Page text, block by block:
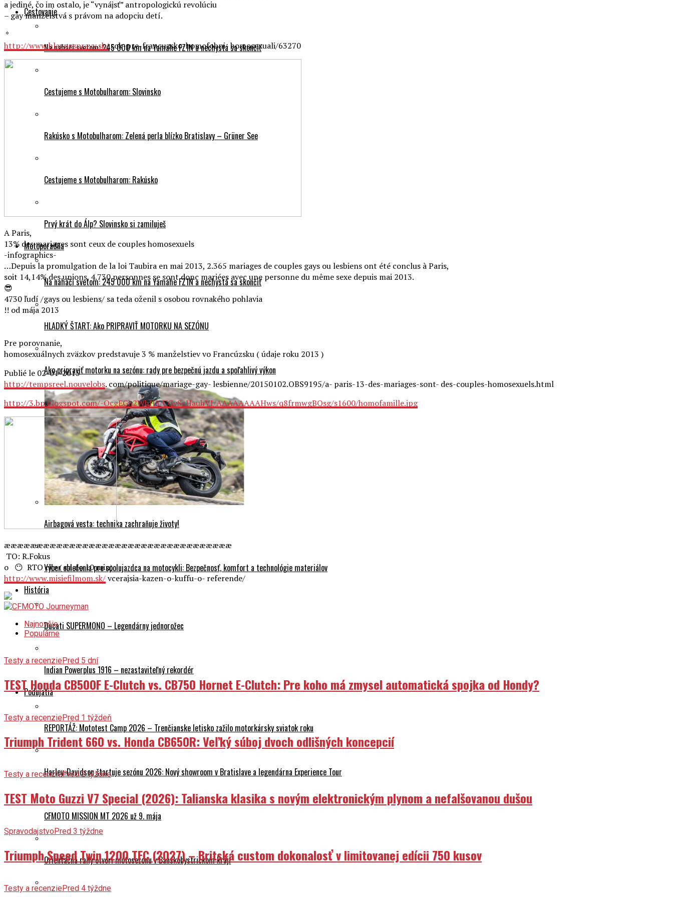
Cestovanie
Na naháči svetom: 245 000 km na Yamahe FZ1N a nechystá sa skončiť
Cestujeme s Motobulharom: Slovinsko
Rakúsko s Motobulharom: Zelená perla blízko Bratislavy – Grüner See
Cestujeme s Motobulharom: Rakúsko
Prvý krát do Álp? Slovinsko si zamiluješ
Motoporadňa
Na naháči svetom: 245 000 km na Yamahe FZ1N a nechystá sa skončiť
HLADKÝ ŠTART: Ako PRIPRAVIŤ MOTORKU NA SEZÓNU
Ako pripraviť motorku na sezónu: rady pre bezpečnú jazdu a spoľahlivý výkon
Airbagová vesta: technika zachraňuje životy!
Výber oblečenia pre spolujazdca na motocykli: Bezpečnosť, komfort a technológie materiálov
História
Ducati SUPERMONO – Legendárny jednorožec
Indian Powerplus 1916 – nezastaviteľný rekordér
Podujatia
REPORTÁŽ: Mototest Camp 2026 – Trenčianske letisko zažilo motorkársky sviatok roku
Harley-Davidson štartuje sezónu 2026: Nový showroom v Bratislave a legendárna Experience Tour
CFMOTO MISSION MT 2026 už 9. mája
Orientačná rally otvorí motosezónu v Banskobystrickom kraji
a jediné, čo im ostalo, je “vynájsť” antropologickú revolúciu
– gay manželstvá s právom na adopciu detí.
*
http://www.hlavnespravy.sk/sok-pre-francuzsko-homofobni- homosexuali/63270
A Paris,
13% des mariages sont ceux de couples homosexuels
-infographics-
…Depuis la promulgation de la loi Taubira en mai 2013, 2.365 mariages de couples gays ou lesbiens ont été conclus à Paris,
soit 14,14% des unions. 4.730 personnes se sont donc mariées avec une personne du même sexe depuis mai 2013.
😎
4730 ľudí /gays ou lesbiens/ sa teda oženil s osobou rovnakého pohlavia
!! od mája 2013
Pre porovnanie,
homosexuálnych zväzkov predstavuje 3 % manželstiev vo Francúzsku ( údaje roku 2013 )
Publié le 02-01-2015
http://tempsreel.nouvelobs. com/politique/mariage-gay- lesbienne/20150102.OBS9195/a- paris-13-des-mariages-sont- des-couples-homosexuels.html
http://3.bp.blogspot.com/-OcgEGh2WhH8/UGyScHauhVI/AAAAAAAAHws/q8frmwgBOsg/s1600/homofamille.jpg
æææææææææææææææææææææææææææææææææææ
TO: R.Fokus
o 😶 RTO cke ( ca do 10 min)
http://www.misiefilmom.sk/vcerajsia-kazen-o-kuffu-o- referende/
Najnovšie
Populárne
Testy a recenziePred 5 dní
TEST Honda CB500F E-Clutch vs. CB750 Hornet E-Clutch: Pre koho má zmysel automatická spojka od Hondy?
Testy a recenziePred 1 týždeň
Triumph Trident 660 vs. Honda CB650R: Veľký súboj dvoch odlišných koncepcií
Testy a recenziePred 2 týždne
TEST Moto Guzzi V7 Special (2026): Talianska klasika s novým elektronickým plynom a nefalšovanou dušou
SpravodajstvoPred 3 týždne
Triumph Speed Twin 1200 TFC (2027) – Britská custom dokonalosť v limitovanej edícii 750 kusov
Testy a recenziePred 4 týždne